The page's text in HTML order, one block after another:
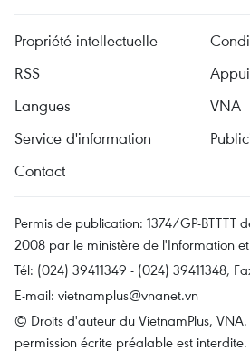
Propriété intellectuelle
RSS
Appui
Langues
VNA
Service d'information
Contact
Permis de publication: 1374/GP-BTTTT
2008 par le ministère de l'Information
Tél: (024) 39411349 - (024) 39411348,
E-mail: vietnamplus@vnanet.vn
© Droits d'auteur du VietnamPlus,
permission écrite préalable est interdite.